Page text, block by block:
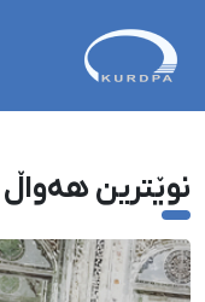
نوێترین هەواڵ